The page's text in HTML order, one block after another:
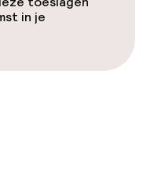
in je